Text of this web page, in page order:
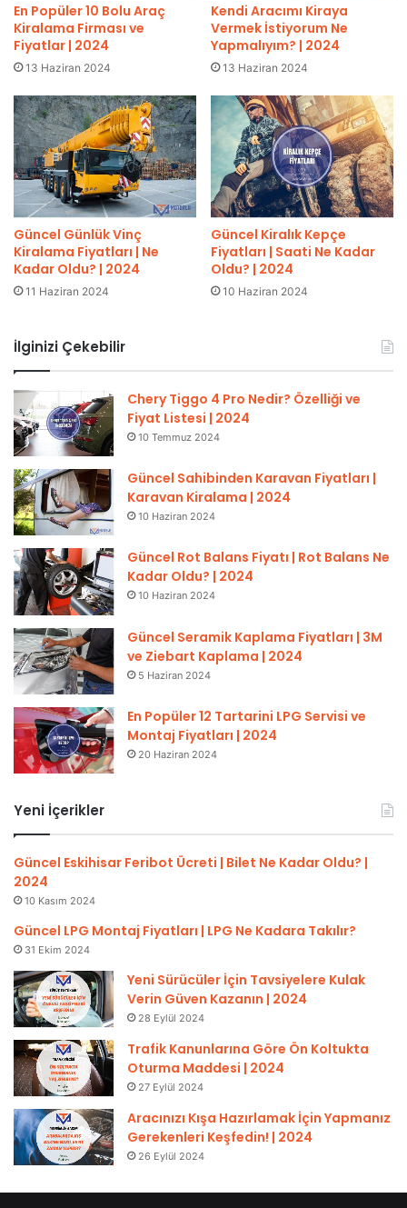
En Popüler 10 Bolu Araç
Kiralama Firması ve
Fiyatlar | 2024
13 Haziran 2024
Kendi Aracımı Kiraya
Vermek İstiyorum Ne
Yapmalıyım? | 2024
13 Haziran 2024
Güncel Günlük Vinç
Kiralama Fiyatları | Ne
Kadar Oldu? | 2024
11 Haziran 2024
Güncel Kiralık Kepçe
Fiyatları | Saati Ne Kadar
Oldu? | 2024
10 Haziran 2024
İlginizi Çekebilir
Chery Tiggo 4 Pro Nedir? Özelliği ve
Fiyat Listesi | 2024
10 Temmuz 2024
Güncel Sahibinden Karavan Fiyatları |
Karavan Kiralama | 2024
10 Haziran 2024
Güncel Rot Balans Fiyatı | Rot Balans Ne
Kadar Oldu? | 2024
10 Haziran 2024
Güncel Seramik Kaplama Fiyatları | 3M
ve Ziebart Kaplama | 2024
5 Haziran 2024
En Popüler 12 Tartarini LPG Servisi ve
Montaj Fiyatları | 2024
20 Haziran 2024
Yeni İçerikler
Güncel Eskihisar Feribot Ücreti | Bilet Ne Kadar Oldu? |
2024
10 Kasım 2024
Güncel LPG Montaj Fiyatları | LPG Ne Kadara Takılır?
31 Ekim 2024
Yeni Sürücüler İçin Tavsiyelere Kulak
Verin Güven Kazanın | 2024
28 Eylül 2024
Trafik Kanunlarına Göre Ön Koltukta
Oturma Maddesi | 2024
27 Eylül 2024
Aracınızı Kışa Hazırlamak İçin Yapmanız
Gerekenleri Keşfedin! | 2024
26 Eylül 2024